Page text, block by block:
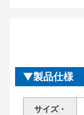
製品仕様
サイズ・